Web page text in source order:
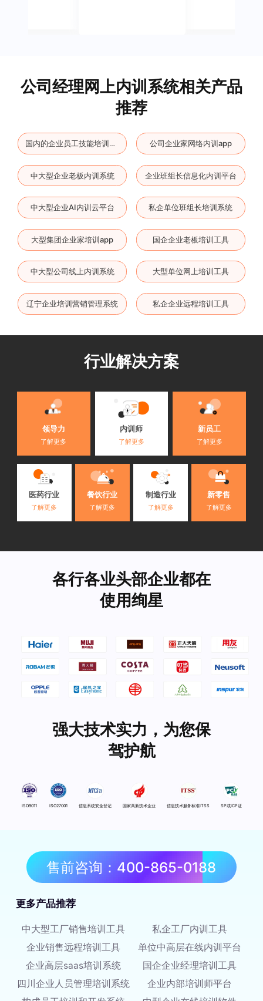
公司经理网上内训系统相关产品
推荐
国内的企业员工技能培训系统 公司企业家网络内训app
中大型企业老板内训系统 企业班组长信息化内训平台
中大型企业AI内训云平台 私企单位班组长培训系统
大型集团企业家培训app 国企企业老板培训工具
中大型公司线上内训系统 大型单位网上培训工具
辽宁企业培训营销管理系统 私企企业远程培训工具
行业解决方案
领导力
了解更多
内训师
了解更多
新员工
了解更多
医药行业
了解更多
餐饮行业
了解更多
制造行业
了解更多
新零售
了解更多
各行各业头部企业都在
使用绚星
强大技术实力，为您保
驾护航
ISO9011 ISO27001 信息系统安全登记 国家高新技术企业 信息技术服务标准ITSS SP或ICP证
售前咨询：400-865-0188
更多产品推荐
中大型工厂销售培训工具
私企工厂内训工具
企业销售远程培训工具
单位中高层在线内训平台
企业高层saas培训系统
国企企业经理培训工具
四川企业人员管理培训系统
企业内部培训师平台